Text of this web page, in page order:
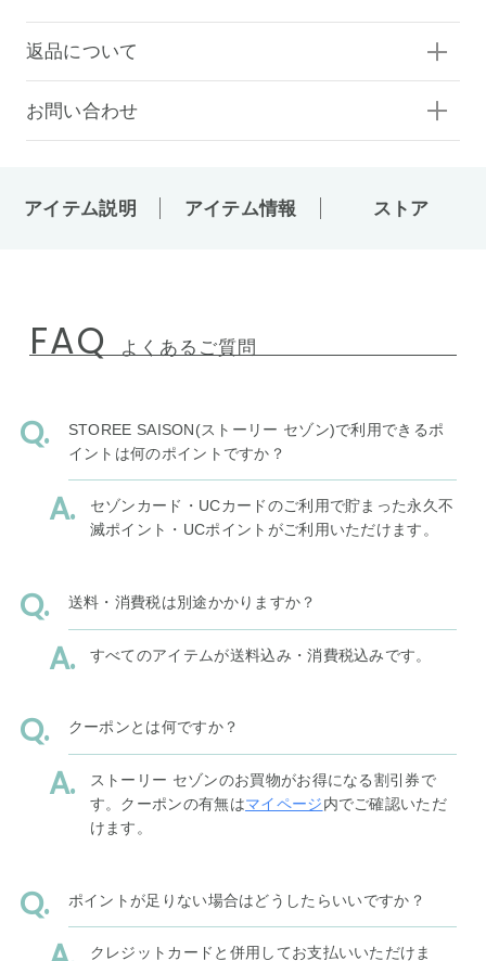
返品について
お問い合わせ
アイテム説明 アイテム情報 ストア
FAQ よくあるご質問
STOREE SAISON(ストーリー セゾン)で利用できるポ
イントは何のポイントですか？
セゾンカード・UCカードのご利用で貯まった永久不
滅ポイント・UCポイントがご利用いただけます。
送料・消費税は別途かかりますか？
すべてのアイテムが送料込み・消費税込みです。
クーポンとは何ですか？
ストーリー セゾンのお買物がお得になる割引券で
す。クーポンの有無はマイページ内でご確認いただ
けます。
ポイントが足りない場合はどうしたらいいですか？
クレジットカードと併用してお支払いいただけま